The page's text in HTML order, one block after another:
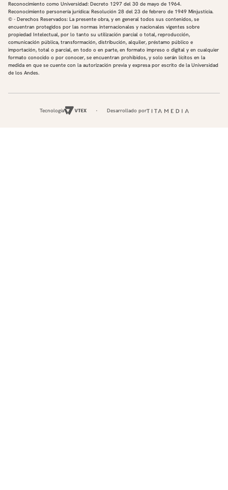
Reconocimiento como Universidad: Decreto 1297 del 30 de mayo de 1964.
Reconocimiento personería jurídica: Resolución 28 del 23 de febrero de 1949 Minjusticia.
© - Derechos Reservados: La presente obra, y en general todos sus contenidos, se
encuentran protegidos por las normas internacionales y nacionales vigentes sobre
propiedad Intelectual, por lo tanto su utilización parcial o total, reproducción,
comunicación pública, transformación, distribución, alquiler, préstamo público e
importación, total o parcial, en todo o en parte, en formato impreso o digital y en cualquier
formato conocido o por conocer, se encuentran prohibidos, y solo serán lícitos en la
medida en que se cuente con la autorización previa y expresa por escrito de la Universidad
de los Andes.
Tecnología Desarrollado por